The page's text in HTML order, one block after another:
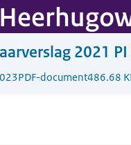
2021
PDF-document486.68